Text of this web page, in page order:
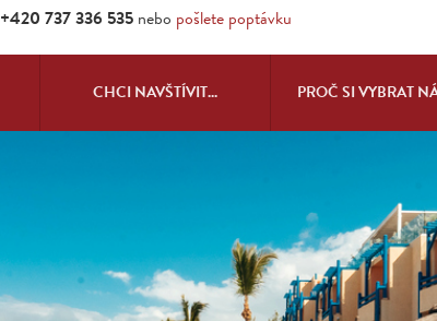
+420 737 336 535 nebo pošlete poptávku
CHCI NAVŠTÍVIT... PROČ SI VYBRAT